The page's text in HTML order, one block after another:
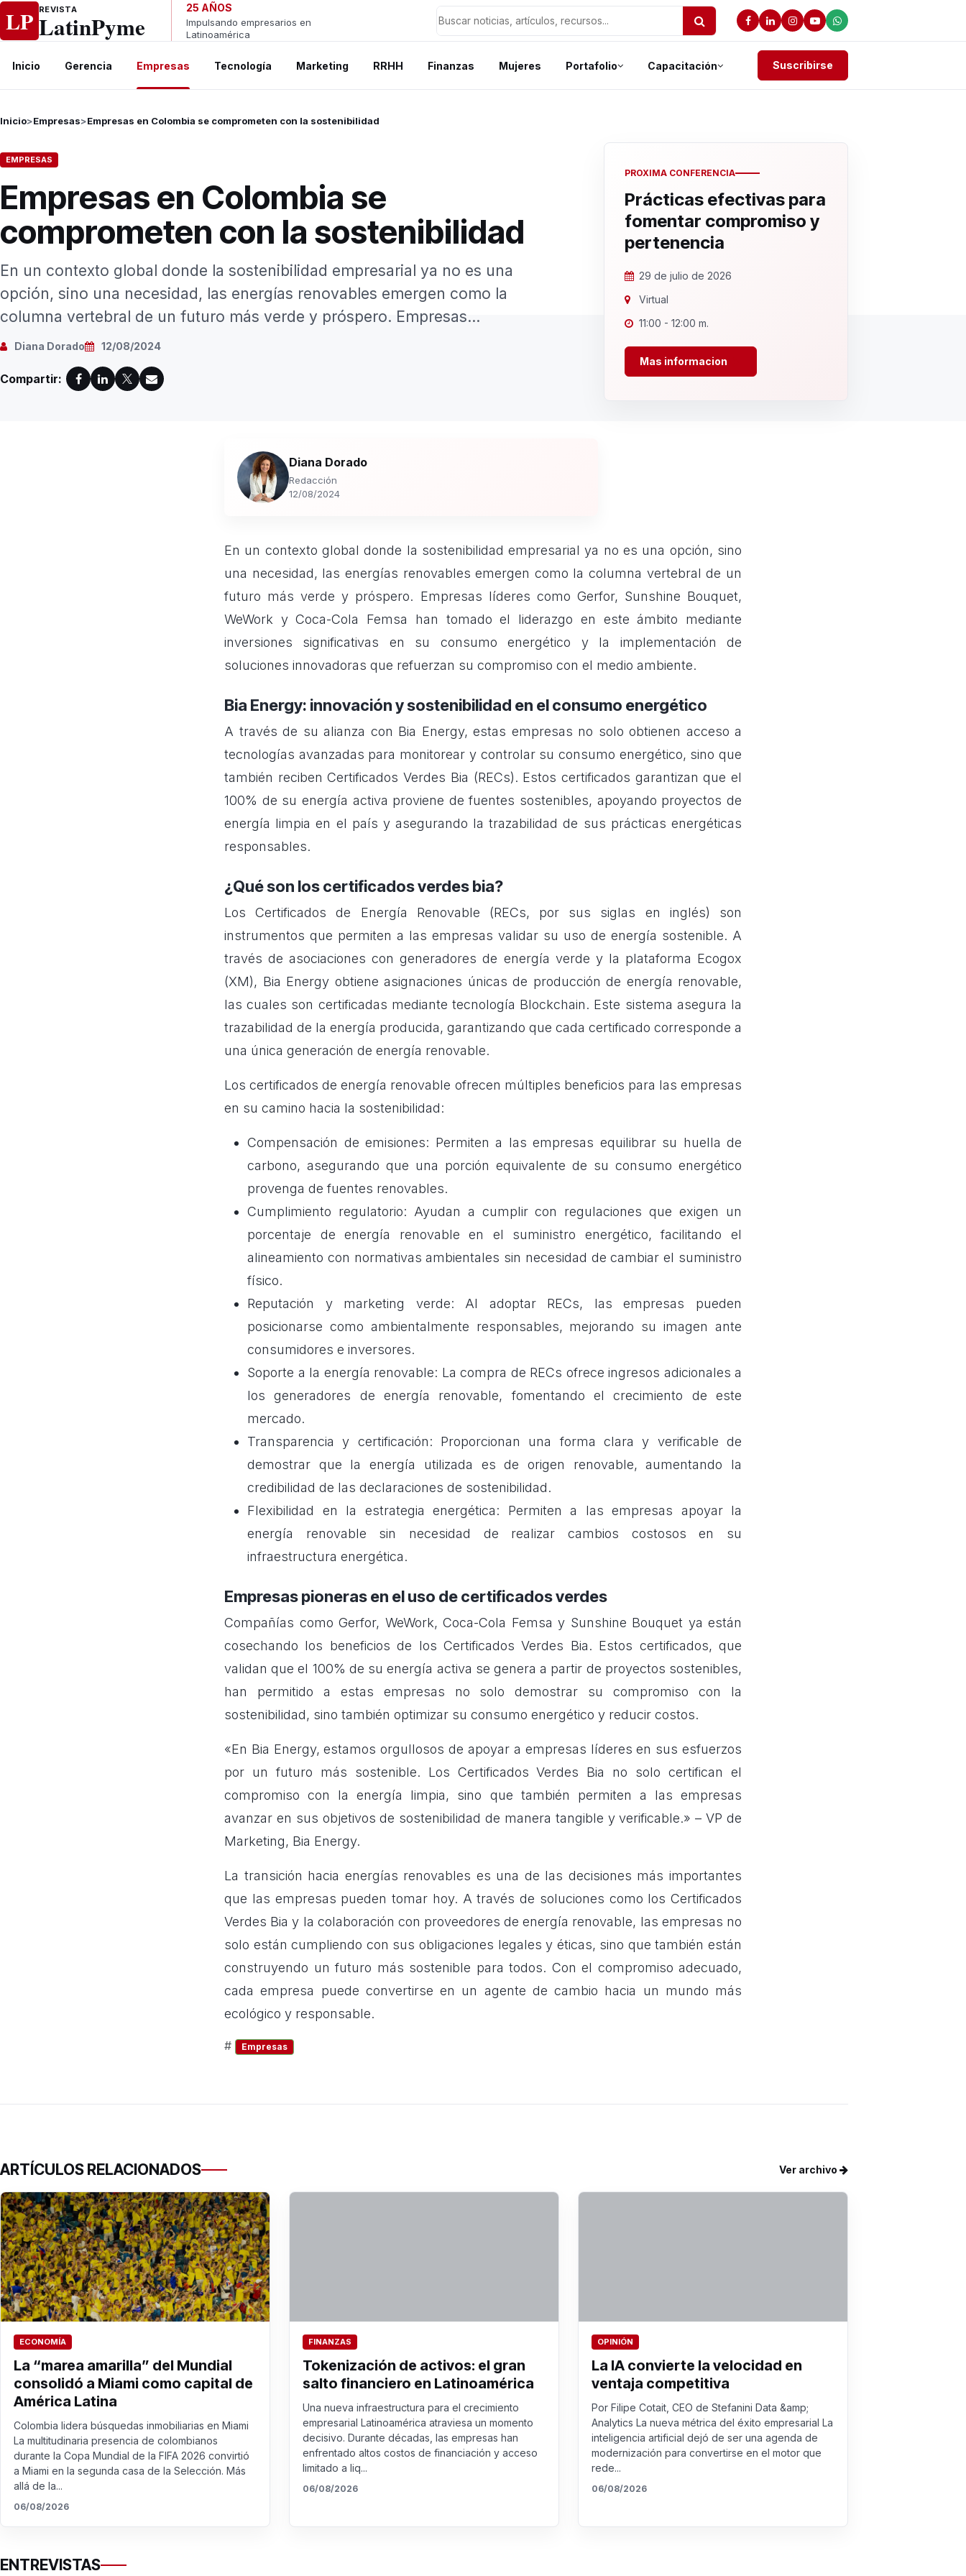
Ir al contenido
LP REVISTA
LatinPyme
25 AÑOS
Impulsando empresarios en
Latinoamérica
Inicio Gerencia Empresas Tecnología Marketing RRHH Finanzas Mujeres Portafolio Capacitación Suscribirse
Inicio>Empresas>Empresas en Colombia se comprometen con la sostenibilidad
EMPRESAS
Empresas en Colombia se
comprometen con la sostenibilidad
En un contexto global donde la sostenibilidad empresarial ya no es una
opción, sino una necesidad, las energías renovables emergen como la
columna vertebral de un futuro más verde y próspero. Empresas...
Diana Dorado 12/08/2024
Compartir:
PROXIMA CONFERENCIA
Prácticas efectivas para
fomentar compromiso y
pertenencia
29 de julio de 2026
Virtual
11:00 - 12:00 m.
Mas informacion
Diana Dorado
Redacción
12/08/2024
En un contexto global donde la sostenibilidad empresarial ya no es una opción, sino
una necesidad, las energías renovables emergen como la columna vertebral de un
futuro más verde y próspero. Empresas líderes como Gerfor, Sunshine Bouquet,
WeWork y Coca-Cola Femsa han tomado el liderazgo en este ámbito mediante
inversiones significativas en su consumo energético y la implementación de
soluciones innovadoras que refuerzan su compromiso con el medio ambiente.
Bia Energy: innovación y sostenibilidad en el consumo energético
A través de su alianza con Bia Energy, estas empresas no solo obtienen acceso a
tecnologías avanzadas para monitorear y controlar su consumo energético, sino que
también reciben Certificados Verdes Bia (RECs). Estos certificados garantizan que el
100% de su energía activa proviene de fuentes sostenibles, apoyando proyectos de
energía limpia en el país y asegurando la trazabilidad de sus prácticas energéticas
responsables.
¿Qué son los certificados verdes bia?
Los Certificados de Energía Renovable (RECs, por sus siglas en inglés) son
instrumentos que permiten a las empresas validar su uso de energía sostenible. A
través de asociaciones con generadores de energía verde y la plataforma Ecogox
(XM), Bia Energy obtiene asignaciones únicas de producción de energía renovable,
las cuales son certificadas mediante tecnología Blockchain. Este sistema asegura la
trazabilidad de la energía producida, garantizando que cada certificado corresponde a
una única generación de energía renovable.
Los certificados de energía renovable ofrecen múltiples beneficios para las empresas
en su camino hacia la sostenibilidad:
Compensación de emisiones: Permiten a las empresas equilibrar su huella de
carbono, asegurando que una porción equivalente de su consumo energético
provenga de fuentes renovables.
Cumplimiento regulatorio: Ayudan a cumplir con regulaciones que exigen un
porcentaje de energía renovable en el suministro energético, facilitando el
alineamiento con normativas ambientales sin necesidad de cambiar el suministro
físico.
Reputación y marketing verde: Al adoptar RECs, las empresas pueden
posicionarse como ambientalmente responsables, mejorando su imagen ante
consumidores e inversores.
Soporte a la energía renovable: La compra de RECs ofrece ingresos adicionales a
los generadores de energía renovable, fomentando el crecimiento de este
mercado.
Transparencia y certificación: Proporcionan una forma clara y verificable de
demostrar que la energía utilizada es de origen renovable, aumentando la
credibilidad de las declaraciones de sostenibilidad.
Flexibilidad en la estrategia energética: Permiten a las empresas apoyar la
energía renovable sin necesidad de realizar cambios costosos en su
infraestructura energética.
Empresas pioneras en el uso de certificados verdes
Compañías como Gerfor, WeWork, Coca-Cola Femsa y Sunshine Bouquet ya están
cosechando los beneficios de los Certificados Verdes Bia. Estos certificados, que
validan que el 100% de su energía activa se genera a partir de proyectos sostenibles,
han permitido a estas empresas no solo demostrar su compromiso con la
sostenibilidad, sino también optimizar su consumo energético y reducir costos.
«En Bia Energy, estamos orgullosos de apoyar a empresas líderes en sus esfuerzos
por un futuro más sostenible. Los Certificados Verdes Bia no solo certifican el
compromiso con la energía limpia, sino que también permiten a las empresas
avanzar en sus objetivos de sostenibilidad de manera tangible y verificable.» – VP de
Marketing, Bia Energy.
La transición hacia energías renovables es una de las decisiones más importantes
que las empresas pueden tomar hoy. A través de soluciones como los Certificados
Verdes Bia y la colaboración con proveedores de energía renovable, las empresas no
solo están cumpliendo con sus obligaciones legales y éticas, sino que también están
construyendo un futuro más sostenible para todos. Con el compromiso adecuado,
cada empresa puede convertirse en un agente de cambio hacia un mundo más
ecológico y responsable.
# Empresas
ARTÍCULOS RELACIONADOS Ver archivo
ECONOMÍA
La “marea amarilla” del Mundial
consolidó a Miami como capital de
América Latina
Colombia lidera búsquedas inmobiliarias en Miami
La multitudinaria presencia de colombianos
durante la Copa Mundial de la FIFA 2026 convirtió
a Miami en la segunda casa de la Selección. Más
allá de la...
06/08/2026
FINANZAS
Tokenización de activos: el gran
salto financiero en Latinoamérica
Una nueva infraestructura para el crecimiento
empresarial Latinoamérica atraviesa un momento
decisivo. Durante décadas, las empresas han
enfrentado altos costos de financiación y acceso
limitado a liq...
06/08/2026
OPINIÓN
La IA convierte la velocidad en
ventaja competitiva
Por Filipe Cotait, CEO de Stefanini Data &amp;
Analytics La nueva métrica del éxito empresarial La
inteligencia artificial dejó de ser una agenda de
modernización para convertirse en el motor que
rede...
06/08/2026
ENTREVISTAS